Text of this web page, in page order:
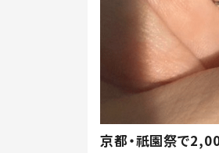
京都・祇園祭で